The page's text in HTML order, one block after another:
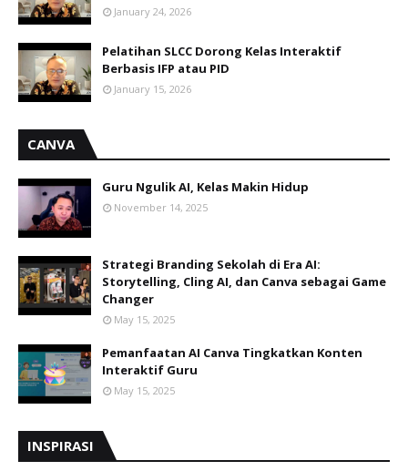
January 24, 2026
Pelatihan SLCC Dorong Kelas Interaktif
Berbasis IFP atau PID
January 15, 2026
CANVA
Guru Ngulik AI, Kelas Makin Hidup
November 14, 2025
Strategi Branding Sekolah di Era AI:
Storytelling, Cling AI, dan Canva sebagai Game
Changer
May 15, 2025
Pemanfaatan AI Canva Tingkatkan Konten
Interaktif Guru
May 15, 2025
INSPIRASI